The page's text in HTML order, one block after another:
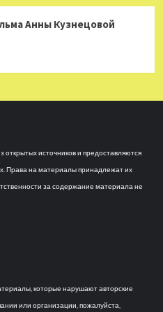
Анны Кузнецовой
источников и предоставляются
Права на материалы принадлежат их
за содержание материала не
которые нарушают авторские
или организации, пожалуйста,